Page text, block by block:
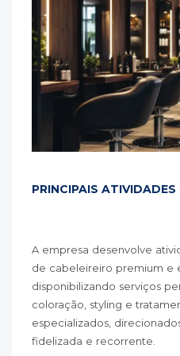
PRINCIPAIS ATIVIDADES
A empresa desenvolve
de cabeleireiro premium e
disponibilizando serviços
coloração, styling e
especializados,
fidelizada e recorrente.